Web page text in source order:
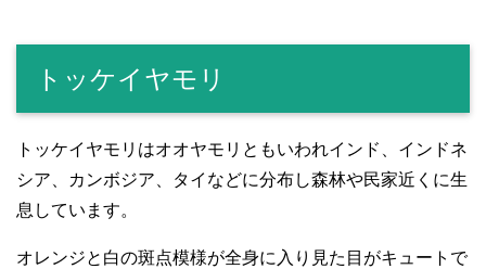
トッケイヤモリ
トッケイヤモリはオオヤモリともいわれインド、インドネ
シア、カンボジア、タイなどに分布し森林や民家近くに生
息しています。
オレンジと白の斑点模様が全身に入り見た目がキュートで